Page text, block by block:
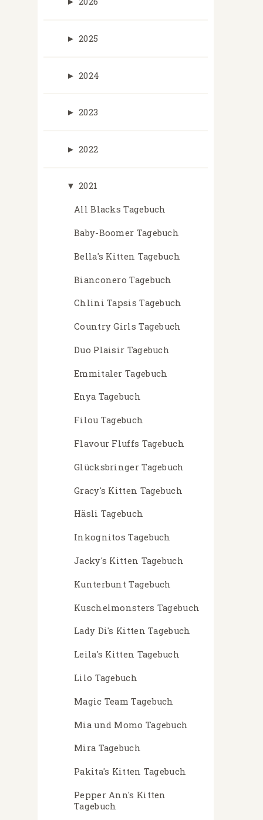
► 2025
► 2024
► 2023
► 2022
▼ 2021
All Blacks Tagebuch
Baby-Boomer Tagebuch
Bella's Kitten Tagebuch
Bianconero Tagebuch
Chlini Tapsis Tagebuch
Country Girls Tagebuch
Duo Plaisir Tagebuch
Emmitaler Tagebuch
Enya Tagebuch
Filou Tagebuch
Flavour Fluffs Tagebuch
Glücksbringer Tagebuch
Gracy's Kitten Tagebuch
Häsli Tagebuch
Inkognitos Tagebuch
Jacky's Kitten Tagebuch
Kunterbunt Tagebuch
Kuschelmonsters Tagebuch
Lady Di's Kitten Tagebuch
Leila's Kitten Tagebuch
Lilo Tagebuch
Magic Team Tagebuch
Mia und Momo Tagebuch
Mira Tagebuch
Pakita's Kitten Tagebuch
Pepper Ann's Kitten
Tagebuch